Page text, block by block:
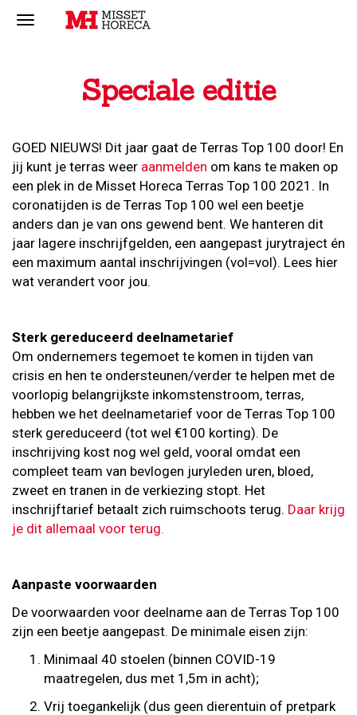
Speciale editie
GOED NIEUWS! Dit jaar gaat de Terras Top 100 door! En
jij kunt je terras weer aanmelden om kans te maken op
een plek in de Misset Horeca Terras Top 100 2021. In
coronatijden is de Terras Top 100 wel een beetje
anders dan je van ons gewend bent. We hanteren dit
jaar lagere inschrijfgelden, een aangepast jurytraject én
een maximum aantal inschrijvingen (vol=vol). Lees hier
wat verandert voor jou.
Sterk gereduceerd deelnametarief
Om ondernemers tegemoet te komen in tijden van
crisis en hen te ondersteunen/verder te helpen met de
voorlopig belangrijkste inkomstenstroom, terras,
hebben we het deelnametarief voor de Terras Top 100
sterk gereduceerd (tot wel €100 korting). De
inschrijving kost nog wel geld, vooral omdat een
compleet team van bevlogen juryleden uren, bloed,
zweet en tranen in de verkiezing stopt. Het
inschrijftarief betaalt zich ruimschoots terug. Daar krijg
je dit allemaal voor terug.
Aanpaste voorwaarden
De voorwaarden voor deelname aan de Terras Top 100
zijn een beetje aangepast. De minimale eisen zijn:
Minimaal 40 stoelen (binnen COVID-19
maatregelen, dus met 1,5m in acht);
Vrij toegankelijk (dus geen dierentuin of pretpark